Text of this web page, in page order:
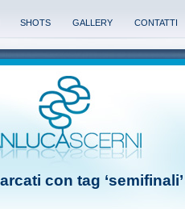
SHOTS GALLERY CONTATTI
con tag ‘semifinali’